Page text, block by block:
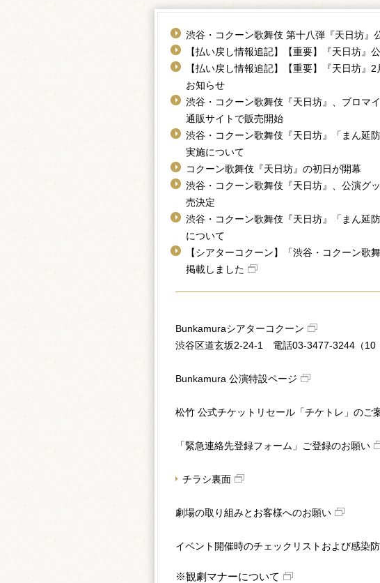
渋谷・コクーン歌舞伎 第十八弾『天日坊』
【払い戻し情報追記】【重要】『天日坊』
【払い戻し情報追記】【重要】『天日坊』
お知らせ
渋谷・コクーン歌舞伎『天日坊』、ブロマ
通販サイトで販売開始
渋谷・コクーン歌舞伎『天日坊』「まん延
実施について
コクーン歌舞伎『天日坊』の初日が開幕
渋谷・コクーン歌舞伎『天日坊』、公演グ
売決定
渋谷・コクーン歌舞伎『天日坊』「まん延
について
【シアターコクーン】「渋谷・コクーン歌
掲載しました
Bunkamuraシアターコクーン
渋谷区道玄坂2-24-1 電話03-3477-3244（10
Bunkamura 公演特設ページ
松竹 公式チケットリセール「チケトレ」のご
「緊急連絡先登録フォーム」ご登録のお願い
チラシ裏面
劇場の取り組みとお客様へのお願い
イベント開催時のチェックリストおよび感染
※観劇マナーについて